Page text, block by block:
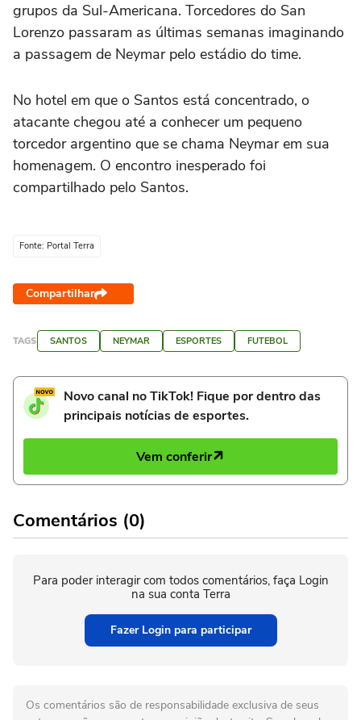
grupos da Sul-Americana. Torcedores do San
Lorenzo passaram as últimas semanas imaginando
a passagem de Neymar pelo estádio do time.
No hotel em que o Santos está concentrado, o
atacante chegou até a conhecer um pequeno
torcedor argentino que se chama Neymar em sua
homenagem. O encontro inesperado foi
compartilhado pelo Santos.
Fonte: Portal Terra
Compartilhar
TAGS SANTOS NEYMAR ESPORTES FUTEBOL
Novo canal no TikTok! Fique por dentro das
principais notícias de esportes.
Vem conferir
Comentários (0)
Para poder interagir com todos comentários, faça Login
na sua conta Terra
Fazer Login para participar
Os comentários são de responsabilidade exclusiva de seus